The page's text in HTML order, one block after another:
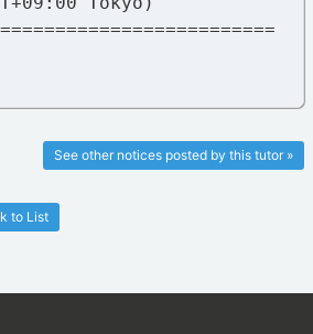
See other notices posted by this tutor »
to List